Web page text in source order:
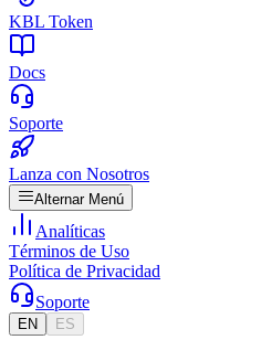
KBL Token
Docs
Soporte
Lanza con Nosotros
Alternar Menú
Analíticas
Términos de Uso
Política de Privacidad
Soporte
EN ES